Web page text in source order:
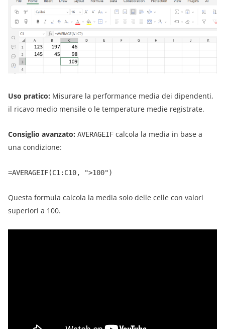
Uso pratico: Misurare la performance media dei dipendenti,
il ricavo medio mensile o le temperature medie registrate.
Consiglio avanzato: AVERAGEIF calcola la media in base a
una condizione:
=AVERAGEIF(C1:C10, ">100")
Questa formula calcola la media solo delle celle con valori
superiori a 100.